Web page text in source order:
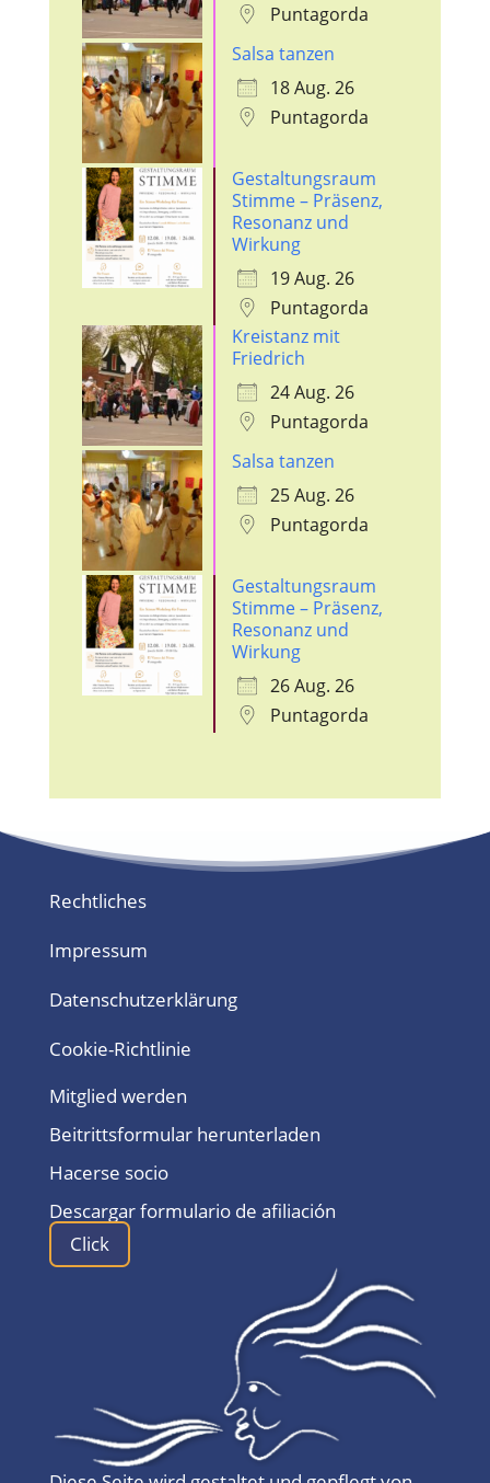
Puntagorda
Salsa tanzen
18 Aug. 26
Puntagorda
Gestaltungsraum
Stimme – Präsenz,
Resonanz und
Wirkung
19 Aug. 26
Puntagorda
Kreistanz mit
Friedrich
24 Aug. 26
Puntagorda
Salsa tanzen
25 Aug. 26
Puntagorda
Gestaltungsraum
Stimme – Präsenz,
Resonanz und
Wirkung
26 Aug. 26
Puntagorda
Rechtliches
Impressum
Datenschutzerklärung
Cookie-Richtlinie
Mitglied werden
Beitrittsformular herunterladen
Hacerse socio
Descargar formulario de afiliación
Click